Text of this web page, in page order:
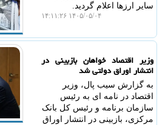
سایر ارزها اعلام گردید.
۱۴۰۵/۰۵/۰۴ ۱۴:۱۱:۲۶
وزیر اقتصاد خواهان بازبینی در
انتشار اوراق دولتی شد
به گزارش سیب پال، وزیر
اقتصاد در نامه ای به رئیس
سازمان برنامه و رئیس کل بانک
مرکزی، بازبینی در انتشار اوراق